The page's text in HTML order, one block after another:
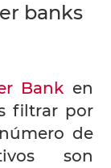
banks
Bank en
filtrar por
de
son